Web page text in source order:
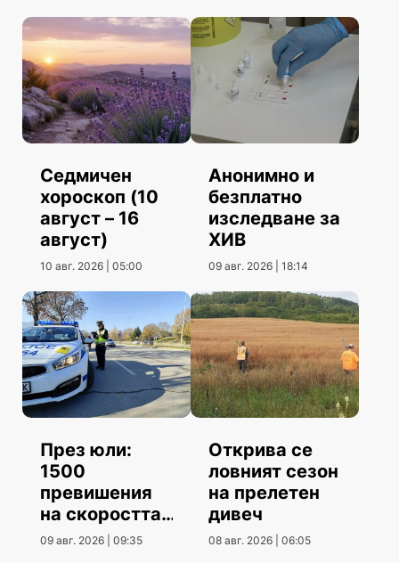
Седмичен
хороскоп (10
август – 16
август)
10 авг. 2026 | 05:00
Анонимно и
безплатно
изследване за
ХИВ
09 авг. 2026 | 18:14
През юли:
1500
превишения
на скоростта
повече от юни
09 авг. 2026 | 09:35
Открива се
ловният сезон
на прелетен
дивеч
08 авг. 2026 | 06:05